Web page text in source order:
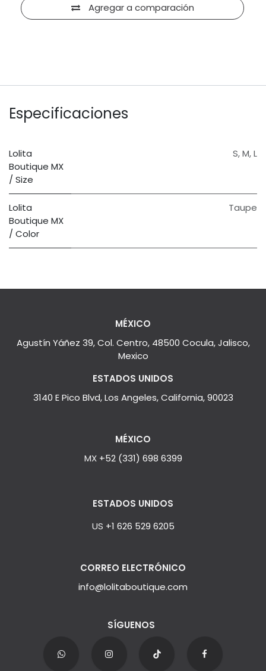
Agregar a comparación
Especificaciones
Lolita
Boutique MX
/ Size
S,M,L
Lolita
Boutique MX
/ Color
Taupe
MÉXICO
Agustín Yáñez 39, Col. Centro, 48500 Cocula, Jalisco,
Mexico
ESTADOS UNIDOS
3140 E Pico Blvd, Los Angeles, California, 90023
MÉXICO
MX +52 (331) 698 6399
ESTADOS UNIDOS
US +1 626 529 6205
CORREO ELECTRÓNICO
info@lolitaboutique.com
SÍGUENOS